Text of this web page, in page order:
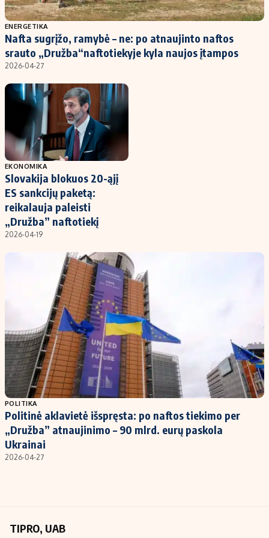
Populiarios temos
Investavimas
Akcijų rinka
Saulės elektrinės
Kriptovaliutos
Infliacija
Migracija
Titulinis
Nedarbo išmokos skaičiuoklė
Redakcija
Apie mus
Redakcijos politika
Privatumo politika
Turinio žymėjimo taisyklės
Regionų naujienos
Indėlių palūkanos
ENERGETIKA
Nafta sugrįžo, ramybė – ne: po atnaujinto naftos
srauto „Družba“naftotiekyje kyla naujos įtampos
2026-04-27
EKONOMIKA
Slovakija blokuos 20-ąjį
ES sankcijų paketą:
reikalauja paleisti
„Družba” naftotiekį
2026-04-19
POLITIKA
Politinė aklavietė išspręsta: po naftos tiekimo per
„Družba” atnaujinimo – 90 mlrd. eurų paskola
Ukrainai
2026-04-27
TIPRO, UAB